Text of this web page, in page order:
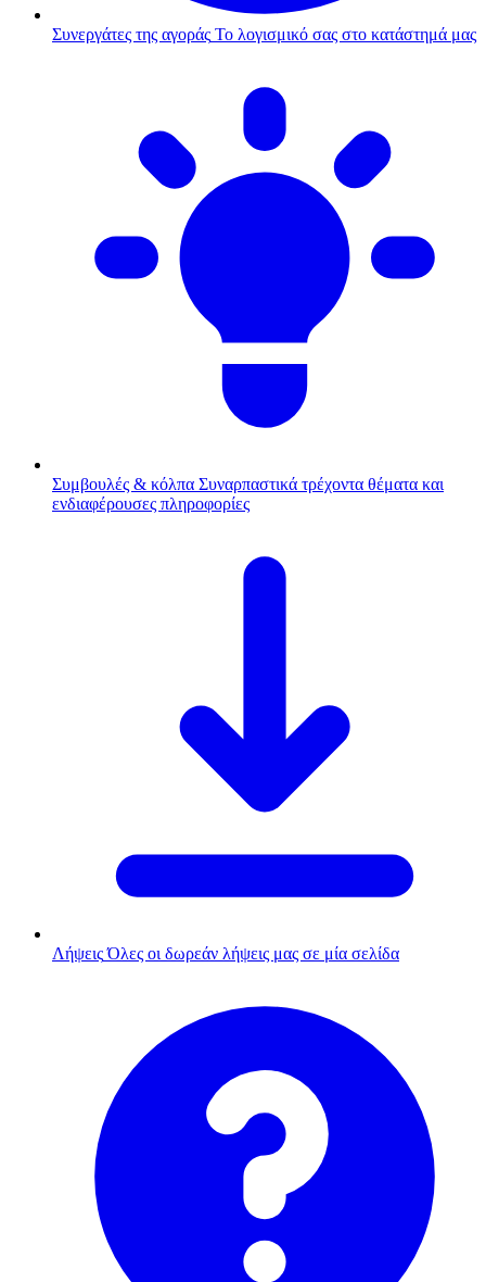
Συνεργάτες της αγοράς Το λογισμικό σας στο κατάστημά μας
Συμβουλές & κόλπα Συναρπαστικά τρέχοντα θέματα και
ενδιαφέρουσες πληροφορίες
Λήψεις Όλες οι δωρεάν λήψεις μας σε μία σελίδα